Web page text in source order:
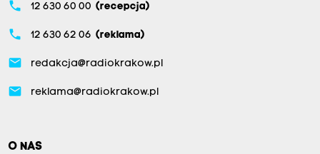
phone 12 630 60 00 (recepcja)
phone 12 630 62 06 (reklama)
email redakcja@radiokrakow.pl
email reklama@radiokrakow.pl
O NAS